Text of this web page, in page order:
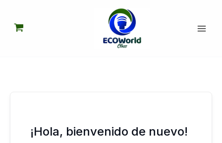
contenido
¡Hola, bienvenido de nuevo!